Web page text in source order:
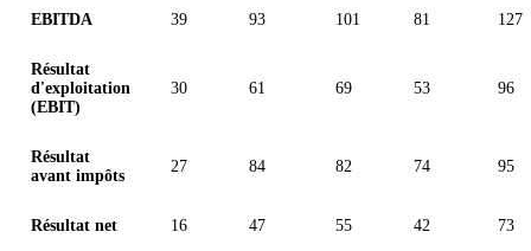
EBITDA 39 93 101 81 127
Résultat
d'exploitation
(EBIT)
30 61 69 53 96
Résultat
avant impôts
27 84 82 74 95
Résultat net 16 47 55 42 73